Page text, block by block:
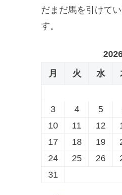
だまだ馬を引けて
す。
月
火 水
3
4 5
10
11 12
17
18 19
24
25 26
31